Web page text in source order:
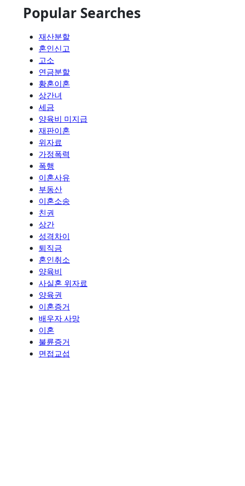
Popular Searches
재산분할
혼인신고
고소
연금분할
황혼이혼
상간녀
세금
양육비 미지급
재판이혼
위자료
가정폭력
폭행
이혼사유
부동산
이혼소송
친권
상간
성격차이
퇴직금
혼인취소
양육비
사실혼 위자료
양육권
이혼증거
배우자 사망
이혼
불륜증거
면접교섭